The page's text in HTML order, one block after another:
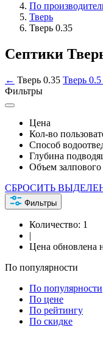
По
Тверь
Тверь 0.35
Септики
← Тверь 0.35 Тверь 0.5
Фильтры
Цена
Кол-во
Способ
Глубина
Объем залпового
СБРОСИТЬ
Фильтры
Количество: 1
|
Цена обновлена
По популярности
По популярности
По цене
По рейтингу
По скидке